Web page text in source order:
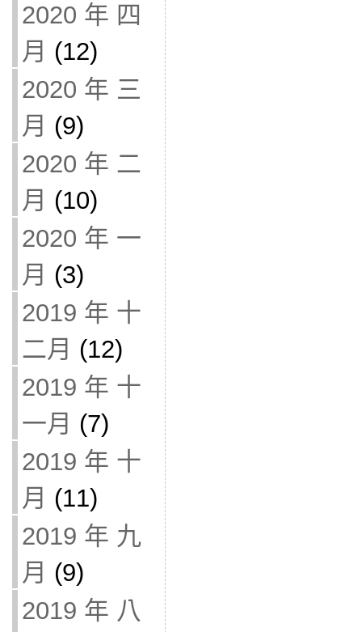
2020 年 四
月 (12)
2020 年 三
月 (9)
2020 年 二
月 (10)
2020 年 一
月 (3)
2019 年 十
二月 (12)
2019 年 十
一月 (7)
2019 年 十
月 (11)
2019 年 九
月 (9)
2019 年 八